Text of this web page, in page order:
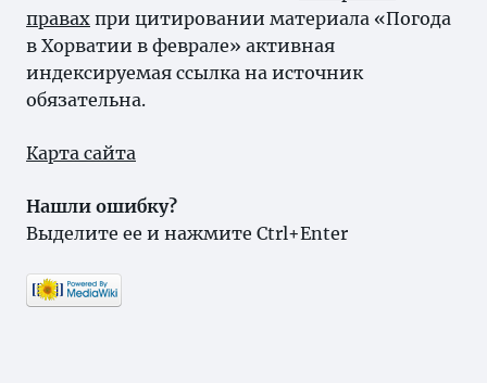
правах при цитировании материала «Погода
в Хорватии в феврале» активная
индексируемая ссылка на источник
обязательна.
Карта сайта
Нашли ошибку?
Выделите ее и нажмите Ctrl+Enter